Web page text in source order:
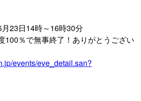
23日14時～16時30分
100％で無事終了！ありがとうござい
events/eve_detail.san?